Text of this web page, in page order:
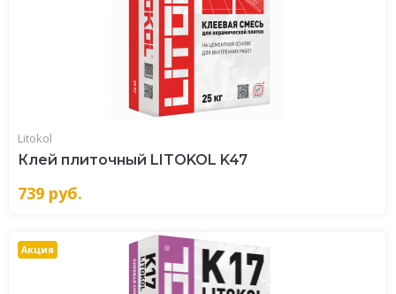
Litokol
Клей плиточный LITOKOL K47
739 руб.
Акция